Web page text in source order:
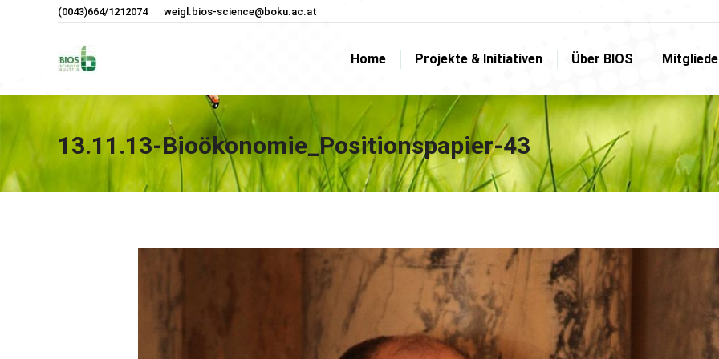
(0043)664/1212074 weigl.bios-science@boku.ac.at
Home Projekte & Initiativen Über BIOS
13.11.13-Bioökonomie_Positionspapier-43
Home Projekte & Initiativen Über BIOS